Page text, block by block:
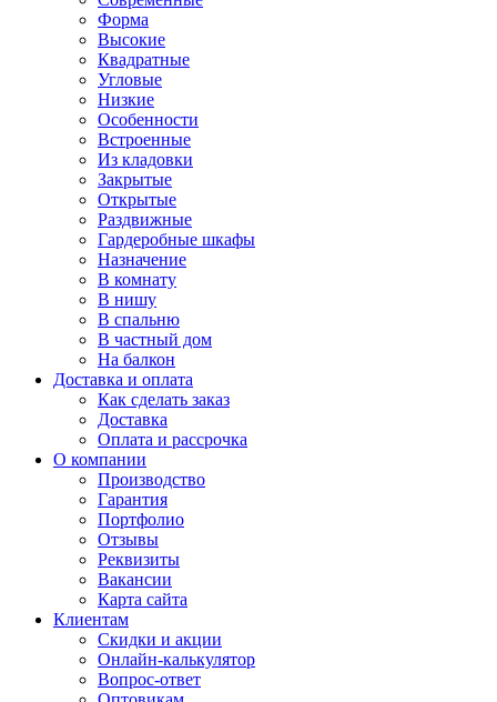
Форма
Высокие
Квадратные
Угловые
Низкие
Особенности
Встроенные
Из кладовки
Закрытые
Открытые
Раздвижные
Гардеробные шкафы
Назначение
В комнату
В нишу
В спальню
В частный дом
На балкон
Доставка и оплата
Как сделать заказ
Доставка
Оплата и рассрочка
О компании
Производство
Гарантия
Портфолио
Отзывы
Реквизиты
Вакансии
Карта сайта
Клиентам
Скидки и акции
Онлайн-калькулятор
Вопрос-ответ